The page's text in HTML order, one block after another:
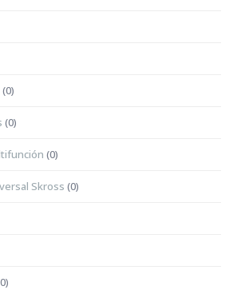
(0)
(0)
(0)
Skross (0)